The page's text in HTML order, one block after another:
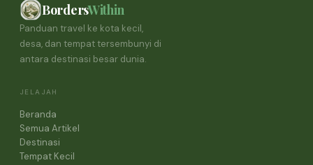
BordersWithin
Panduan travel ke kota kecil,
desa, dan tempat tersembunyi di
antara destinasi besar dunia.
JELAJAH
Beranda
Semua Artikel
Destinasi
Tempat Kecil